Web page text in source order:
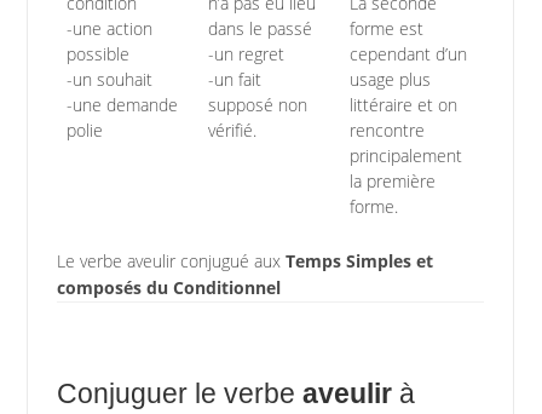
-une action
possible
-un souhait
-une demande
polie
dans le passé
-un regret
-un fait
supposé non
vérifié.
forme est
cependant d’un
usage plus
littéraire et on
rencontre
principalement
la première
forme.
Le verbe aveulir conjugué aux Temps Simples et
composés du Conditionnel
Conjuguer le verbe aveulirà